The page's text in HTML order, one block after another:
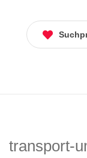
transport-